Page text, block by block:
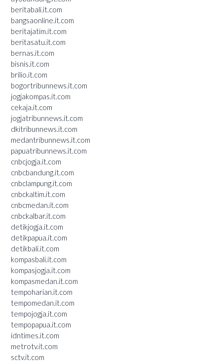
beritabali.it.com
bangsaonline.it.com
beritajatim.it.com
beritasatu.it.com
bernas.it.com
bisnis.it.com
brilio.it.com
bogortribunnews.it.com
jogjakompas.it.com
cekaja.it.com
jogjatribunnews.it.com
dkitribunnews.it.com
medantribunnews.it.com
papuatribunnews.it.com
cnbcjogja.it.com
cnbcbandung.it.com
cnbclampung.it.com
cnbckaltim.it.com
cnbcmedan.it.com
cnbckalbar.it.com
detikjogja.it.com
detikpapua.it.com
detikbali.it.com
kompasbali.it.com
kompasjogja.it.com
kompasmedan.it.com
tempoharian.it.com
tempomedan.it.com
tempojogja.it.com
tempopapua.it.com
idntimes.it.com
metrotv.it.com
sctv.it.com